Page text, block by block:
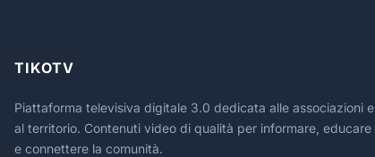
TIKOTV
Piattaforma televisiva digitale 3.0 dedicata alle associazioni e
al territorio. Contenuti video di qualità per informare, educare
e connettere la comunità.